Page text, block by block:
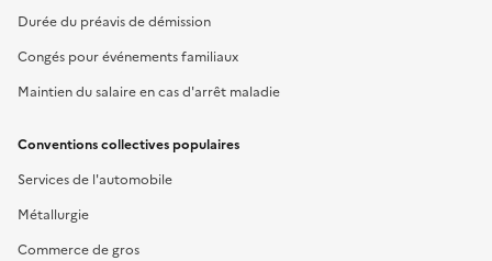
Durée du préavis de démission
Congés pour événements familiaux
Maintien du salaire en cas d'arrêt maladie
Conventions collectives populaires
Services de l'automobile
Métallurgie
Commerce de gros